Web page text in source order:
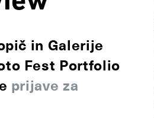
in Galerije
Fest Portfolio
prijave za